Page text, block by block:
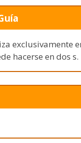
exclusivamente
hacerse en dos s.